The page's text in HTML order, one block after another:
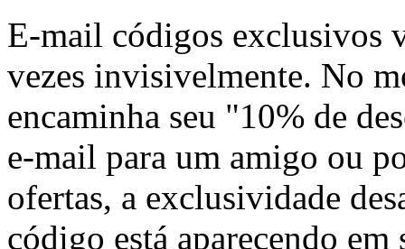
E-mail códigos exclusivos
vezes invisivelmente. No
encaminha seu "10% de
e-mail para um amigo ou
ofertas, a exclusividade
código está aparecendo